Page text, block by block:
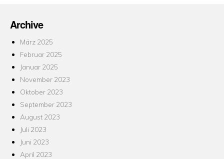
Archive
März 2025
Februar 2025
Januar 2025
November 2023
Oktober 2023
September 2023
August 2023
Juli 2023
Juni 2023
April 2023